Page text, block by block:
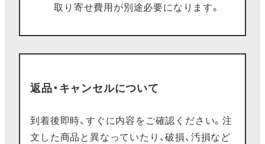
取り寄せ費用が別途必要になります。
返品・キャンセルについて
到着後即時、すぐに内容をご確認ください。注
文した商品と異なっていたり、破損、汚損など